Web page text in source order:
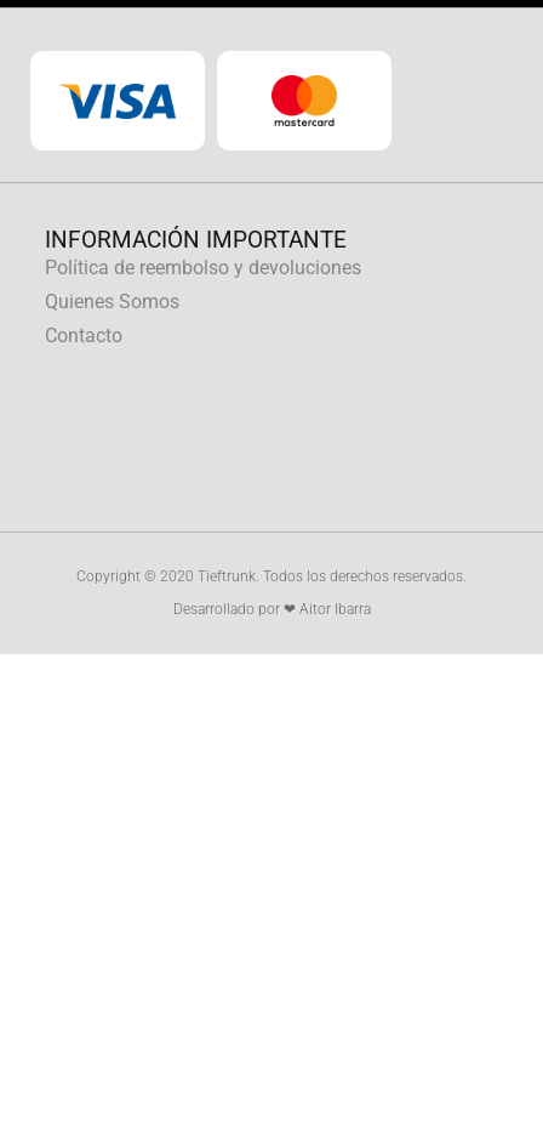
INFORMACIÓN IMPORTANTE
Política de reembolso y devoluciones
Quienes Somos
Contacto
Copyright © 2020 Tieftrunk. Todos los derechos reservados.
Desarrollado por ❤ Aitor Ibarra